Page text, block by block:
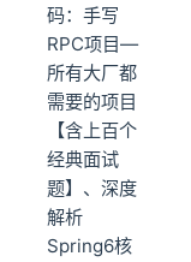
码：手写
RPC项目—
所有大厂都
需要的项目
【含上百个
经典面试
题】、深度
解析
Spring6核